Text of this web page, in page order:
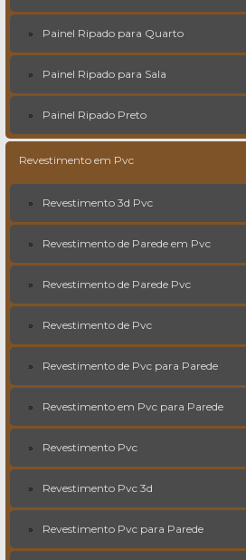
Painel Ripado para Quarto
Painel Ripado para Sala
Painel Ripado Preto
Revestimento em Pvc
Revestimento 3d Pvc
Revestimento de Parede em Pvc
Revestimento de Parede Pvc
Revestimento de Pvc
Revestimento de Pvc para Parede
Revestimento em Pvc para Parede
Revestimento Pvc
Revestimento Pvc 3d
Revestimento Pvc para Parede